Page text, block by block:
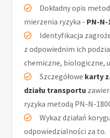
Dokładny opis
mierzenia ryzyka - PN-N-
Identyfikacja
z odpowiednim ich
chemiczne, biologiczne,
Szczegółowe karty
działu transportu
ryzyka metodą PN-N-
Wykaz działań
odpowiedzialności za to.